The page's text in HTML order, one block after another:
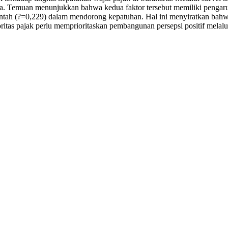
Temuan menunjukkan bahwa kedua faktor tersebut memiliki
(?=0,229) dalam mendorong kepatuhan. Hal ini menyiratkan
pajak perlu memprioritaskan pembangunan persepsi positif